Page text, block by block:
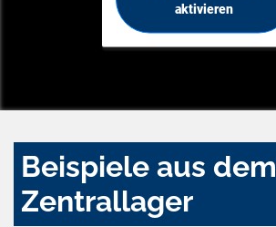
aktivieren
Beispiele aus dem
Zentrallager